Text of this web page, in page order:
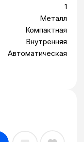
1
Металл
Компактная
Внутренняя
Автоматическая